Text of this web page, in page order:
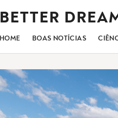
BETTER
HOME BOAS NOTÍCIAS